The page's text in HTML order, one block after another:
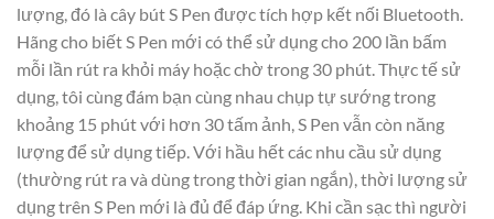
lượng, đó là cây bút S Pen được tích hợp kết nối Bluetooth.
Hãng cho biết S Pen mới có thể sử dụng cho 200 lần bấm
mỗi lần rút ra khỏi máy hoặc chờ trong 30 phút. Thực tế sử
dụng, tôi cùng đám bạn cùng nhau chụp tự sướng trong
khoảng 15 phút với hơn 30 tấm ảnh, S Pen vẫn còn năng
lượng để sử dụng tiếp. Với hầu hết các nhu cầu sử dụng
(thường rút ra và dùng trong thời gian ngắn), thời lượng sử
dụng trên S Pen mới là đủ để đáp ứng. Khi cần sạc thì người